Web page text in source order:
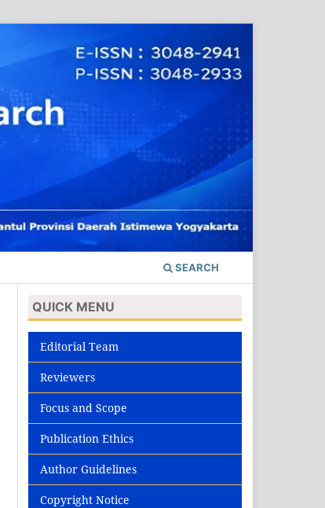
SEARCH
QUICK MENU
Editorial Team
Reviewers
Focus and Scope
Publication Ethics
Author Guidelines
Copyright Notice